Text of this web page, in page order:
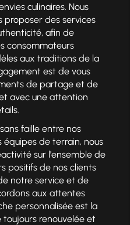
culinaires. Nous
proposer des services
afin de
consommateurs
aux traditions de la
est de vous
de partage et de
avec une attention
faille entre nos
de terrain, nous
sur l'ensemble de
positifs de nos clients
notre service et de
aux attentes
personnalisée est la
renouvelée et